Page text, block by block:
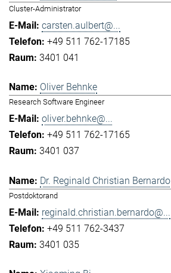
Cluster-Administrator
carsten.aulbert@...
+49 511 762-17185
3401 041
Oliver Behnke
Research Software Engineer
oliver.behnke@...
+49 511 762-17165
3401 037
Dr. Reginald Christian Bernardo
Postdoktorand
reginald.christian.bernardo@...
+49 511 762-3437
3401 035